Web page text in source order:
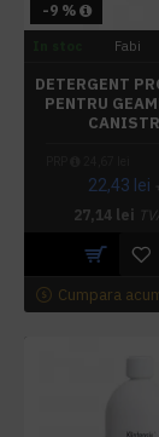
-9 %
Fabi
DETERGENT
PENTRU
22,43 lei
27,14 lei
Cumpara